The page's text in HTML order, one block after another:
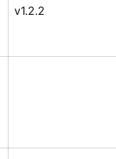
v1.2.2